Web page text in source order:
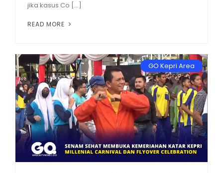
jika kasus Co [...]
READ MORE
GO Kepri Area